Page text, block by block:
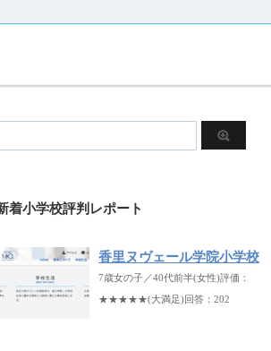
着小学校評判レポート
香里ヌヴェール学院小学校
7歳女の子／40代前半(女性)評価：
★★★★★(大満足)回答：202